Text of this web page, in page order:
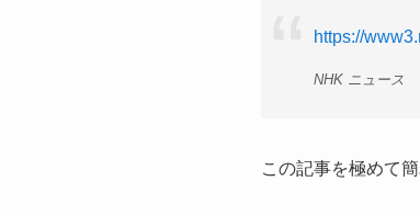
https://
NHK ニュース
この記事を極めて